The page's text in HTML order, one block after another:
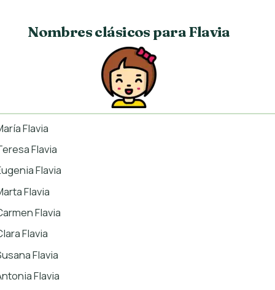
Nombres clásicos para Flavia
Flavia
Flavia
Flavia
Flavia
Flavia
Flavia
Flavia
Flavia